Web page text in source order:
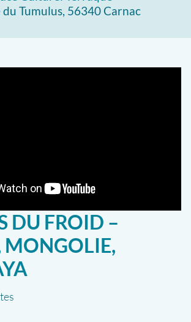
du Tumulus, 56340 Carnac
DU FROID –
MONGOLIE,